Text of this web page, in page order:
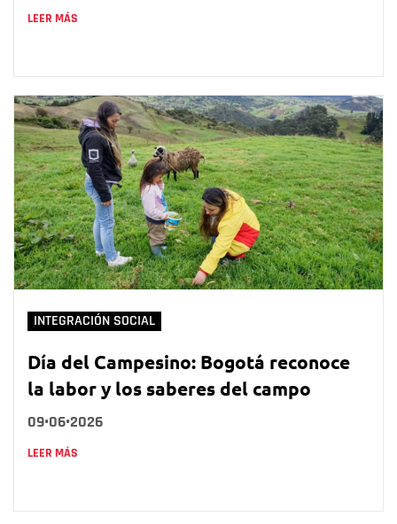
LEER MÁS
INTEGRACIÓN SOCIAL
Día del Campesino: Bogotá reconoce
la labor y los saberes del campo
09•06•2026
LEER MÁS